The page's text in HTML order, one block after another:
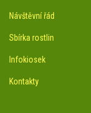
Návštěvní řád
Sbírka rostlin
Infokiosek
Kontakty